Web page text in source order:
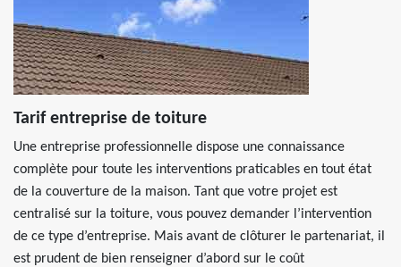
Tarif entreprise de toiture
Une entreprise professionnelle dispose une connaissance
complète pour toute les interventions praticables en tout état
de la couverture de la maison. Tant que votre projet est
centralisé sur la toiture, vous pouvez demander l’intervention
de ce type d’entreprise. Mais avant de clôturer le partenariat, il
est prudent de bien renseigner d’abord sur le coût